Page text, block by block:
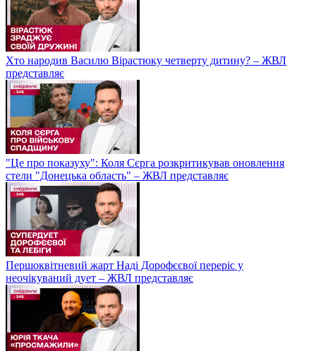
Хто народив Василю Вірастюку четверту дитину? – ЖВЛ
представляє
"Це про показуху": Коля Сєрга розкритикував оновлення
стели "Донецька область" – ЖВЛ представляє
Першоквітневий жарт Наді Дорофєєвої переріс у
неочікуваний дует – ЖВЛ представляє